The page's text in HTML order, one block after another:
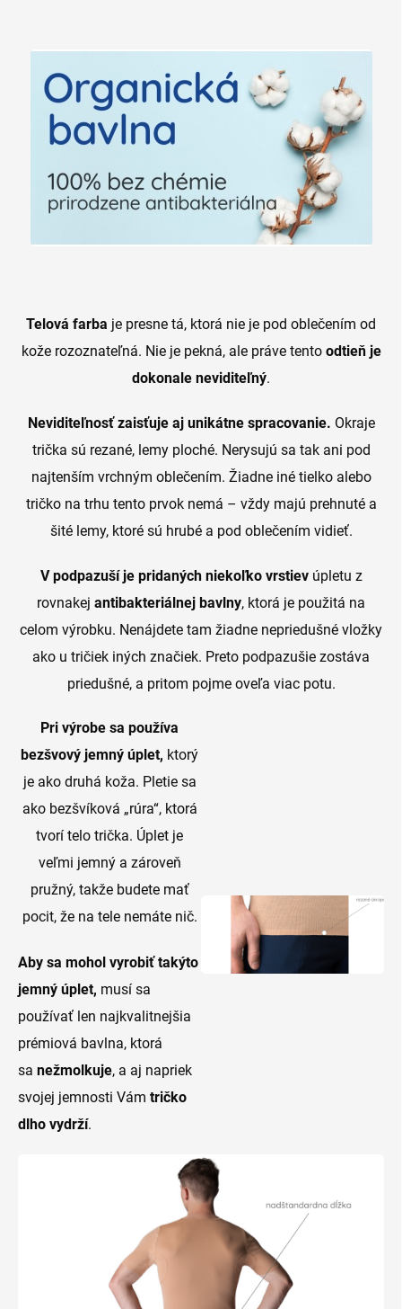
Telová farba je presne tá, ktorá nie je pod oblečením od
kože rozoznateľná. Nie je pekná, ale práve tento odtieň je
dokonale neviditeľný.
Neviditeľnosť zaisťuje aj unikátne spracovanie. Okraje
trička sú rezané, lemy ploché. Nerysujú sa tak ani pod
najtenším vrchným oblečením. Žiadne iné tielko alebo
tričko na trhu tento prvok nemá – vždy majú prehnuté a
šité lemy, ktoré sú hrubé a pod oblečením vidieť.
V podpazuší je pridaných niekoľko vrstievúpletu z
rovnakej antibakteriálnej bavlny, ktorá je použitá na
celom výrobku. Nenájdete tam žiadne nepriedušné vložky
ako u tričiek iných značiek. Preto podpazušie zostáva
priedušné, a pritom pojme oveľa viac potu.
Pri výrobe sa používa
bezšvový jemný úplet, ktorý
je ako druhá koža. Pletie sa
ako bezšvíková „rúra“, ktorá
tvorí telo trička. Úplet je
veľmi jemný a zároveň
pružný, takže budete mať
pocit, že na tele nemáte nič.
Aby sa mohol vyrobiť takýto
jemný úplet, musí sa
používať len najkvalitnejšia
prémiová bavlna, ktorá
sa nežmolkuje, a aj napriek
svojej jemnosti Vám tričko
dlho vydrží.